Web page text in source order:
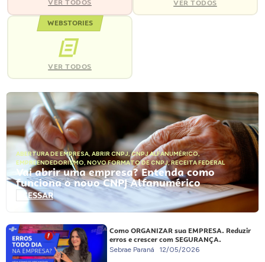
VER TODOS VER TODOS
WEBSTORIES
VER TODOS
ABERTURA DE EMPRESA, ABRIR CNPJ,CNPJ ALFANUMÉRICO,
EMPREENDEDORISMO, NOVO FORMATO DE CNPJ,RECEITA FEDERAL
Vai abrir uma empresa? Entenda como
funciona o novo CNPJ Alfanumérico
ACESSAR
Como ORGANIZAR sua EMPRESA. Reduzir
erros e crescer com SEGURANÇA.
Sebrae Paraná 12/05/2026